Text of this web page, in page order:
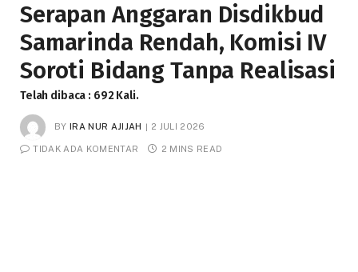
Serapan Anggaran Disdikbud
Samarinda Rendah, Komisi IV
Soroti Bidang Tanpa Realisasi
Telah dibaca : 692 Kali.
BY IRA NUR AJIJAH 2 JULI 2026
TIDAK ADA KOMENTAR 2 MINS READ